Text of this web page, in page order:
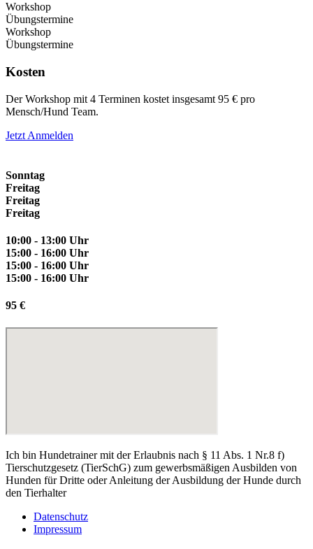
Workshop
Übungstermine
Workshop
Übungstermine
Kosten
Der Workshop mit 4 Terminen kostet insgesamt 95 € pro
Mensch/Hund Team.
Jetzt Anmelden
Sonntag
Freitag
Freitag
Freitag
10:00 - 13:00 Uhr
15:00 - 16:00 Uhr
15:00 - 16:00 Uhr
15:00 - 16:00 Uhr
95 €
Ich bin Hundetrainer mit der Erlaubnis nach § 11 Abs. 1 Nr.8 f)
Tierschutzgesetz (TierSchG) zum gewerbsmäßigen Ausbilden von
Hunden für Dritte oder Anleitung der Ausbildung der Hunde durch
den Tierhalter
Datenschutz
Impressum